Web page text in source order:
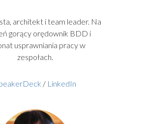
architekt i team leader. Na
gorący orędownik BDD i
usprawniania pracy w
zespołach.
/ LinkedIn